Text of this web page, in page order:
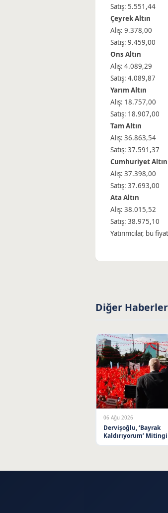
Satış: 5.551,44
Çeyrek Altın
Alış: 9.378,00
Satış: 9.459,00
Ons Altın
Alış: 4.089,29
Satış: 4.089,87
Yarım Altın
Alış: 18.757,00
Satış: 18.907,00
Tam Altın
Alış: 36.863,54
Satış: 37.591,37
Cumhuriyet
Alış: 37.398,00
Satış: 37.693,00
Ata Altın
Alış: 38.015,52
Satış: 38.975,10
Yatırımcılar, bu
Diğer Haberler
06 Ağu 2026
Dervişoğlu, ‘Bayrak
Kaldırıyorum’